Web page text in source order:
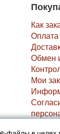
Как
Оплата
Обмен
Мои